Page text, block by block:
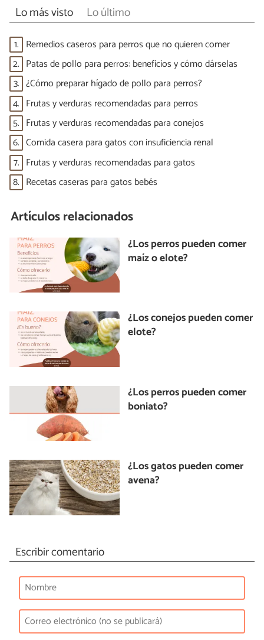
Lo más visto Lo último
1. Remedios caseros para perros que no quieren comer
2. Patas de pollo para perros: beneficios y cómo dárselas
3. ¿Cómo preparar hígado de pollo para perros?
4. Frutas y verduras recomendadas para perros
5. Frutas y verduras recomendadas para conejos
6. Comida casera para gatos con insuficiencia renal
7. Frutas y verduras recomendadas para gatos
8. Recetas caseras para gatos bebés
Artículos relacionados
¿Los perros pueden comer
maíz o elote?
¿Los conejos pueden comer
elote?
¿Los perros pueden comer
boniato?
¿Los gatos pueden comer
avena?
Escribir comentario